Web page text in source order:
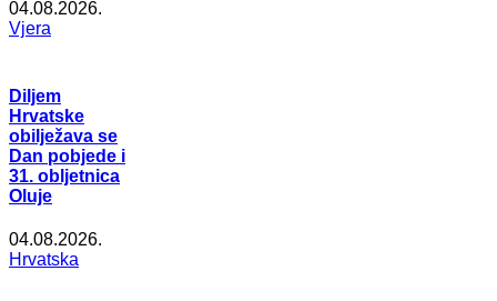
04.08.2026.
Vjera
Diljem
Hrvatske
obilježava se
Dan pobjede i
31. obljetnica
Oluje
04.08.2026.
Hrvatska